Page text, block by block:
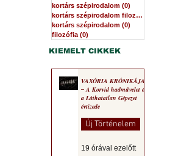
kortárs szépirodalom (0)
kortárs szépirodalom filozófia
kortárs szépirodalom (0)
filozófia (0)
KIEMELT CIKKEK
VAXÓRIA KRÓNIKÁJA
‒ A Korvid hadművelet és
a Láthatatlan Gépezet
évtizede
Új Történelem
19 órával ezelőtt